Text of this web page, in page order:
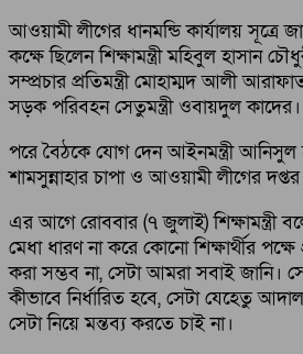
আওয়ামী লীগের ধানমন্ডি কার্যালয় সূত্রে
কক্ষে ছিলেন শিক্ষামন্ত্রী মহিবুল হাসান
সম্প্রচার প্রতিমন্ত্রী মোহাম্মদ আলী
সড়ক পরিবহন সেতুমন্ত্রী ওবায়দুল কাদের।
পরে বৈঠকে যোগ দেন আইনমন্ত্রী আনিসুল
শামসুন্নাহার চাপা ও আওয়ামী লীগের
এর আগে রোববার (৭ জুলাই) শিক্ষামন্ত্রী
মেধা ধারণ না করে কোনো শিক্ষার্থীর
করা সম্ভব না, সেটা আমরা সবাই জানি।
কীভাবে নির্ধারিত হবে, সেটা যেহেতু
সেটা নিয়ে মন্তব্য করতে চাই না।